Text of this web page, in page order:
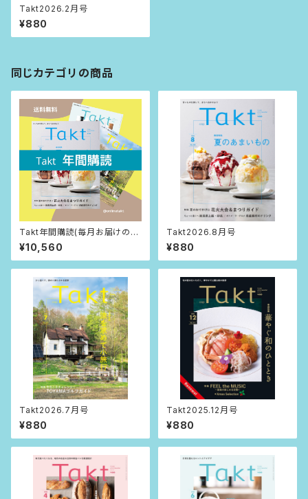
Takt2026.2月号
¥880
同じカテゴリの商品
Takt年間購読(毎月お届けの送
料込)
¥10,560
Takt2026.8月号
¥880
Takt2026.7月号
¥880
Takt2025.12月号
¥880